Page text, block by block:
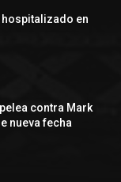
hospitalizado en
contra Mark
nueva fecha